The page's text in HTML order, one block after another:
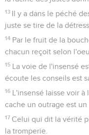
13 Il y a dans le péché
juste se tire de la
14 Par le fruit de la
chacun reçoit selon
15 La voie de l'insensé
écoute les conseils est
16 L'insensé laisse voir
cache un outrage est un
17 Celui qui dit la vérité
la tromperie.